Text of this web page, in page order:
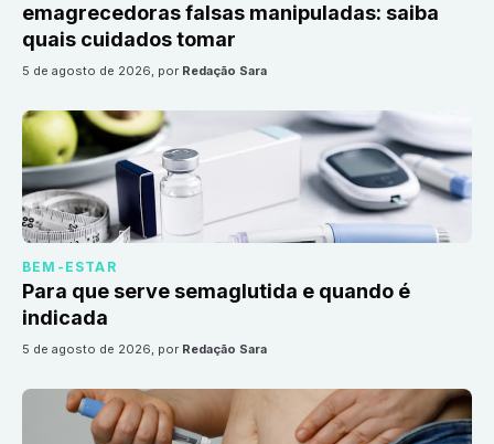
emagrecedoras falsas manipuladas: saiba
quais cuidados tomar
5 de agosto de 2026, por Redação Sara
BEM-ESTAR
Para que serve semaglutida e quando é
indicada
5 de agosto de 2026, por Redação Sara